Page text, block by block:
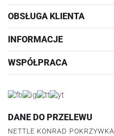
AKCESORIA
WYPRZEDAŻ
OBSŁUGA KLIENTA
REALIZACJA I WYSYŁKA
WYMIANA
PŁATNOŚCI
FAQ
INFORMACJE
KONTAKT
O PRODUKCIE
WSPÓŁPRACA
JAK DZIAŁA PROGRAM
REGULAMIN PROGRAMU
DANE DO PRZELEWU
NETTLE KONRAD POKRZYWKA